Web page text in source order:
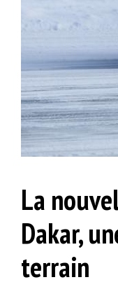
La
Dakar,
terrain